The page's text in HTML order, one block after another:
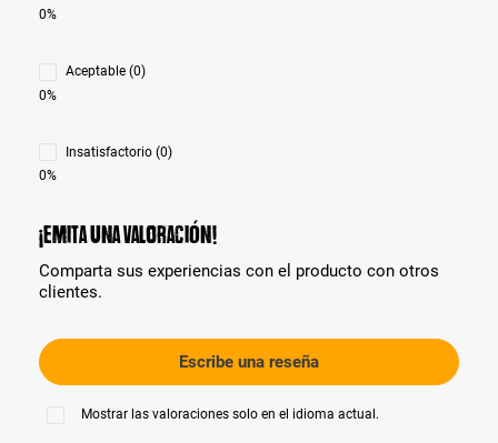
0%
Aceptable (0)
0%
Insatisfactorio (0)
0%
¡Emita una valoración!
Comparta sus experiencias con el producto con otros
clientes.
Escribe una reseña
Mostrar las valoraciones solo en el idioma actual.